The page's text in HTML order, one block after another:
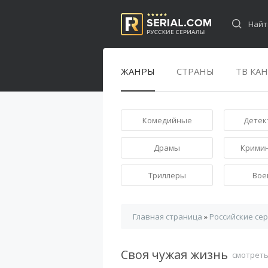
ЖАНРЫ СТРАНЫ ТВ
Комедийные
Драмы
Триллеры
Главная страница » Российские
Своя чужая жизнь